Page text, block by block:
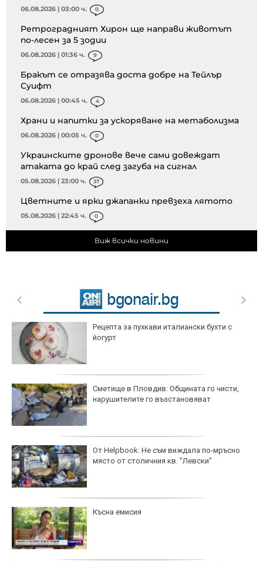
06.08.2026 | 03:00 ч. 0
Ретроградният Хирон ще направи животът
по-лесен за 5 зодии
06.08.2026 | 01:36 ч. 9
Бракът се отразява доста добре на Тейлър
Суифт
06.08.2026 | 00:45 ч. 4
Храни и напитки за ускоряване на метаболизма
06.08.2026 | 00:05 ч. 0
Украинските дронове вече сами довеждат
атаката до край след загуба на сигнал
05.08.2026 | 23:00 ч. 37
Цветните и ярки джапанки превзеха лятото
05.08.2026 | 22:45 ч. 0
Виж всички новини
Рецепта за пухкави италиански бухти с
йогурт
Сметище в Пловдив: Общината го чисти,
нарушителите го възстановяват
От Helpbook: Не съм виждала по-мръсно
място от столичния кв. "Левски"
Късна емисия